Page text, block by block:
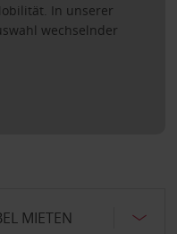
In unserer
wechselnder
MIETEN